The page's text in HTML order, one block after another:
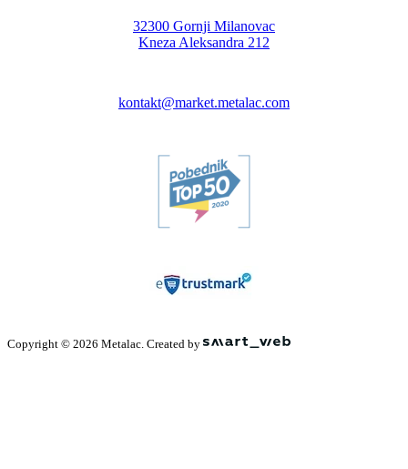
32300 Gornji Milanovac
Kneza Aleksandra 212
kontakt@market.metalac.com
Copyright © 2026 Metalac. Created by